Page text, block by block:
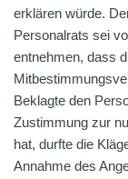
erklären würde.
Personalrats sei
entnehmen, dass
Beklagte den
Zustimmung zur
hat, durfte die
Annahme des